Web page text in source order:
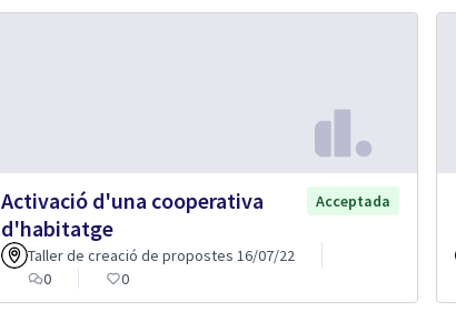
Activació d'una cooperativa
d'habitatge
Acceptada
Taller de creació de propostes 16/07/22
0
0